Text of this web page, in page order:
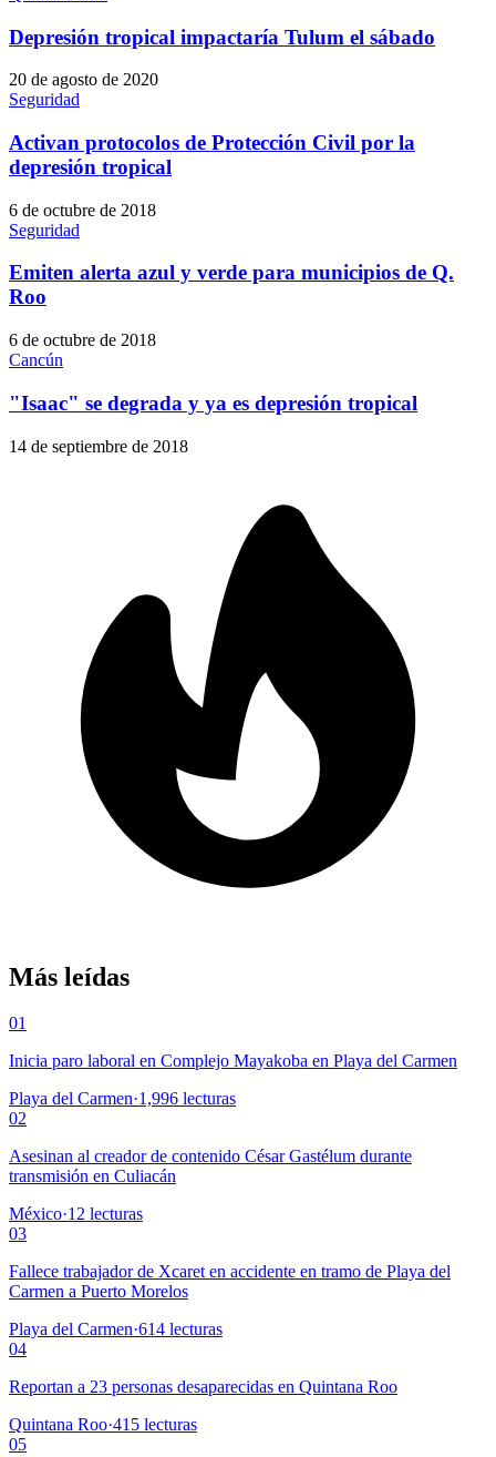
Depresión tropical impactaría Tulum el sábado
20 de agosto de 2020
Seguridad
Activan protocolos de Protección Civil por la
depresión tropical
6 de octubre de 2018
Seguridad
Emiten alerta azul y verde para municipios de Q.
Roo
6 de octubre de 2018
Cancún
"Isaac" se degrada y ya es depresión tropical
14 de septiembre de 2018
Más leídas
01
Inicia paro laboral en Complejo Mayakoba en Playa del Carmen
Playa del Carmen·1,996 lecturas
02
Asesinan al creador de contenido César Gastélum durante
transmisión en Culiacán
México·12 lecturas
03
Fallece trabajador de Xcaret en accidente en tramo de Playa del
Carmen a Puerto Morelos
Playa del Carmen·614 lecturas
04
Reportan a 23 personas desaparecidas en Quintana Roo
Quintana Roo·415 lecturas
05